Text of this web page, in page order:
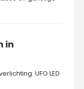
in
UFO LED